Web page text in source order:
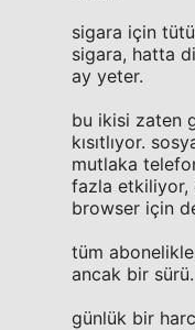
sigara için
sigara, hatta
ay yeter.
bu ikisi zaten
kısıtlıyor.
mutlaka
fazla etkiliyor,
browser için
tüm
ancak bir sürü.
günlük bir